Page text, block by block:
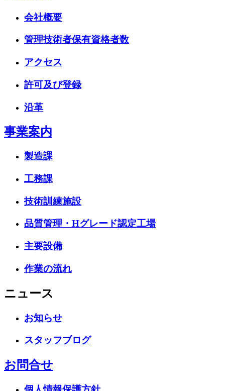
会社概要
管理技術者保有資格者数
アクセス
許可及び登録
沿革
事業案内
製造課
工務課
技術訓練施設
品質管理・Hグレード認定工場
主要設備
作業の流れ
ニュース
お知らせ
スタッフブログ
お問合せ